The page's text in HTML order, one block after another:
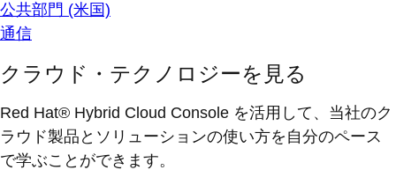
公共部門 (米国)
通信
クラウド・テクノロジーを見る
Red Hat® Hybrid Cloud Console を活用して、当社のク
ラウド製品とソリューションの使い方を自分のペース
で学ぶことができます。